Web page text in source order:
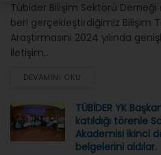
Tübider Bilişim Sektörü Derneği
beri gerçekleştirdiğimiz Bilişim
Araştırmasını 2024 yılında
İletişim...
DEVAMINI OKU
TÜBİDER YK
katıldığı törenle
Akademisi ikinci
belgelerini aldılar.